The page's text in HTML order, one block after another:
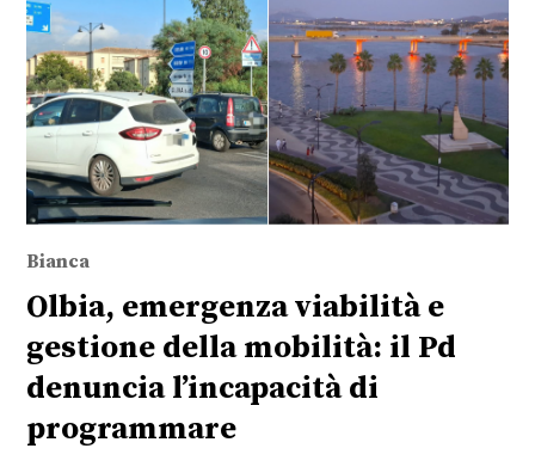
Bianca
Olbia, emergenza viabilità e
gestione della mobilità: il Pd
denuncia l’incapacità di
programmare